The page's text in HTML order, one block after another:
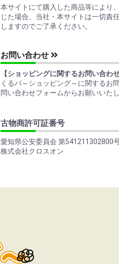
本サイトにて購入した商品等により
じた場合、当社・本サイトは一切責
しますのでご了承ください。
お問い合わせ
【ショッピングに関するお問い合わせ
くるパ～ショッピング～に関するお
問い合わせフォームからお願いいたし
古物商許可証番号
愛知県公安委員会 第541211302800
株式会社クロスオン